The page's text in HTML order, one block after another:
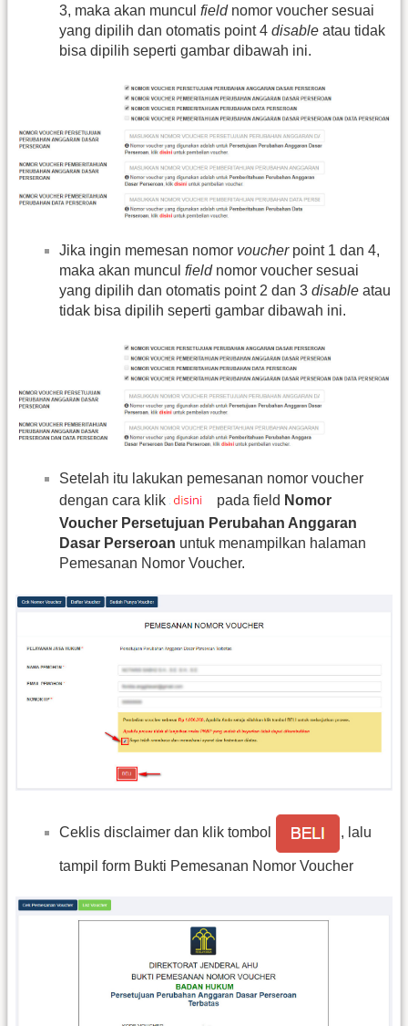
3, maka akan muncul fieldnomor voucher sesuai
yang dipilih dan otomatis point 4 disable atau tidak
bisa dipilih seperti gambar dibawah ini.
Jika ingin memesan nomor voucherpoint 1 dan 4,
maka akan muncul fieldnomor voucher sesuai
yang dipilih dan otomatis point 2 dan 3 disable atau
tidak bisa dipilih seperti gambar dibawah ini.
Setelah itu lakukan pemesanan nomor voucher
dengan cara klik
pada field Nomor
Voucher Persetujuan Perubahan Anggaran
Dasar Perseroan untuk menampilkan halaman
Pemesanan Nomor Voucher.
Ceklis disclaimer dan klik tombol , lalu
tampil form Bukti Pemesanan Nomor Voucher